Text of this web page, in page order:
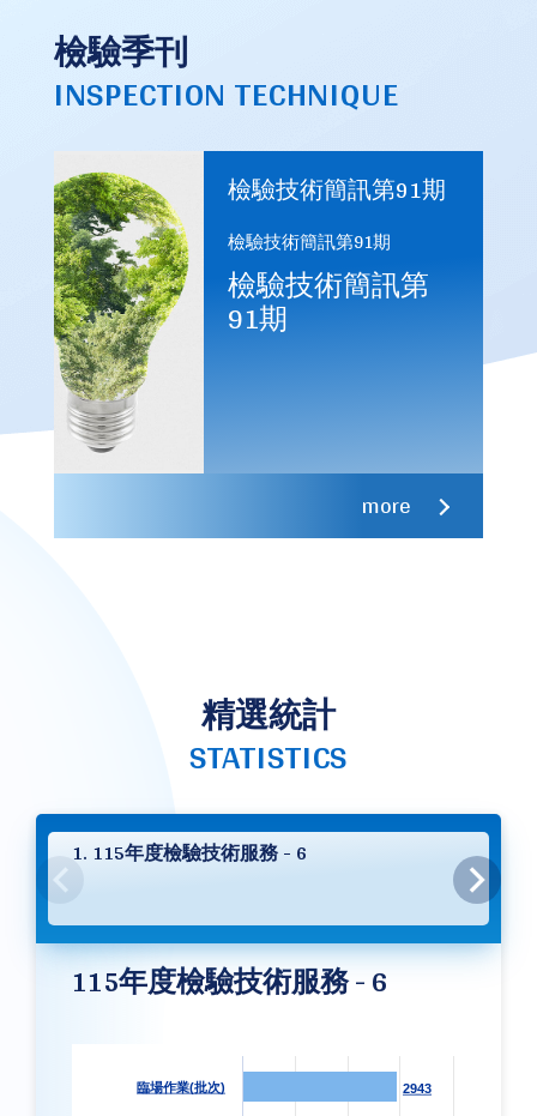
檢驗季刊
INSPECTION TECHNIQUE
檢驗技術簡訊第91期
檢驗技術簡訊第91期
檢驗技術簡訊第
91期
more
精選統計
STATISTICS
1. 115年度檢驗技術服務 - 6
115年度檢驗技術服務 - 6
2943
2943
臨場作業(批次)